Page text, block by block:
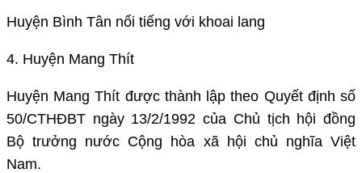
Huyện Bình Tân nổi tiếng với khoai lang
4. Huyện Mang Thít
Huyện Mang Thít được thành lập theo Quyết định số
50/CTHĐBT ngày 13/2/1992 của Chủ tịch hội đồng
Bộ trưởng nước Cộng hòa xã hội chủ nghĩa Việt
Nam.